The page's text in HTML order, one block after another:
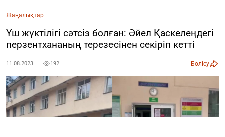
Жаңалықтар
Үш жүктілігі сәтсіз болған: Әйел Қаскелеңдегі
перзентхананың терезесінен секіріп кетті
11.08.2023 192 Бөлісу